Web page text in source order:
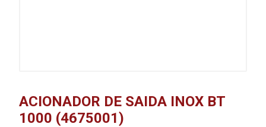
ACIONADOR DE SAIDA INOX BT
1000 (4675001)